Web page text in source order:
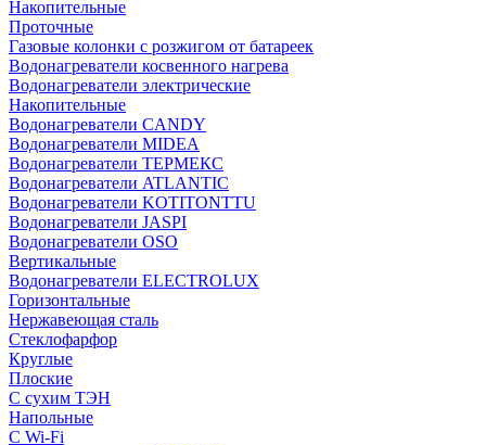
Накопительные
Проточные
Газовые колонки с розжигом от батареек
Водонагреватели косвенного нагрева
Водонагреватели электрические
Накопительные
Водонагреватели CANDY
Водонагреватели MIDEA
Водонагреватели ТЕРМЕКС
Водонагреватели ATLANTIC
Водонагреватели KOTITONTTU
Водонагреватели JASPI
Водонагреватели OSO
Вертикальные
Водонагреватели ELECTROLUX
Горизонтальные
Нержавеющая сталь
Стеклофарфор
Круглые
Плоские
С сухим ТЭН
Напольные
С Wi-Fi